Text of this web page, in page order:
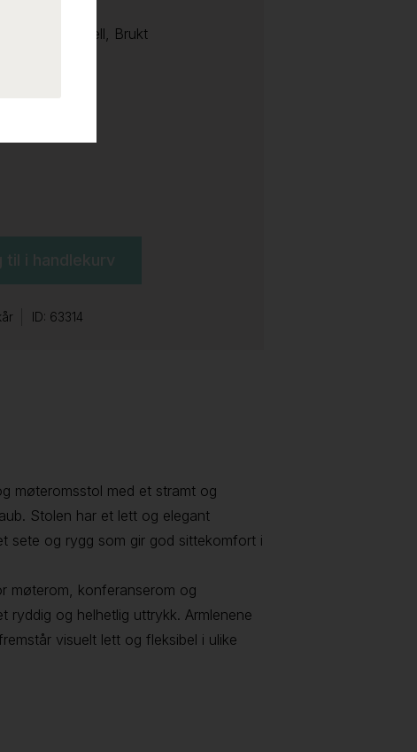
krom understell, Brukt
til i handlekurv
ID: 63314
møteromsstol med et stramt og
Stolen har et lett og elegant
sete og rygg som gir god sittekomfort i
møterom, konferanserom og
ryddig og helhetlig uttrykk. Armlenene
visuelt lett og fleksibel i ulike